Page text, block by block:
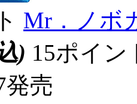
Mr．ノボ
) 15ポイ
発売